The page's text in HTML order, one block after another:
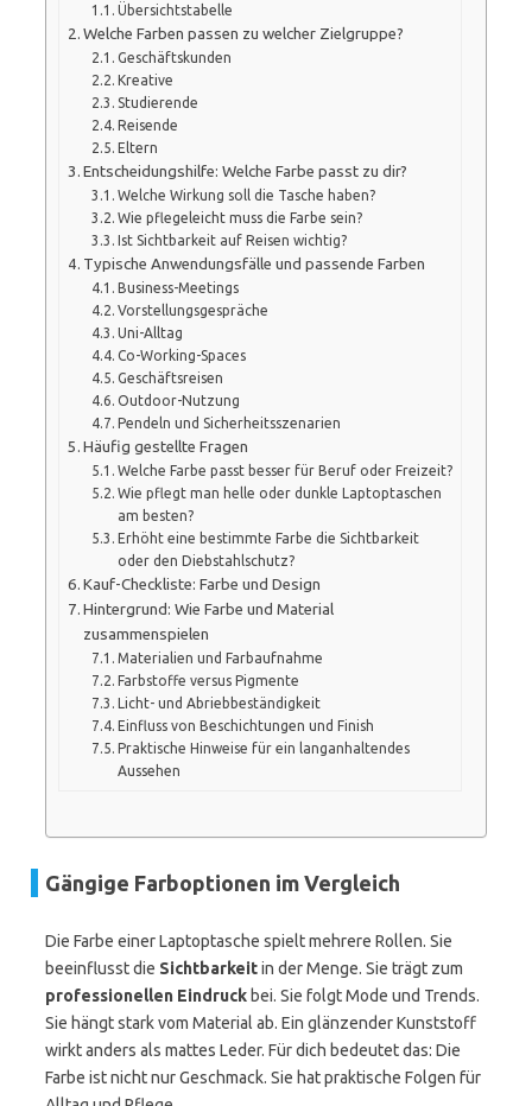
Übersichtstabelle
Welche Farben passen zu welcher Zielgruppe?
Geschäftskunden
Kreative
Studierende
Reisende
Eltern
Entscheidungshilfe: Welche Farbe passt zu dir?
Welche Wirkung soll die Tasche haben?
Wie pflegeleicht muss die Farbe sein?
Ist Sichtbarkeit auf Reisen wichtig?
Typische Anwendungsfälle und passende Farben
Business-Meetings
Vorstellungsgespräche
Uni-Alltag
Co-Working-Spaces
Geschäftsreisen
Outdoor-Nutzung
Pendeln und Sicherheitsszenarien
Häufig gestellte Fragen
Welche Farbe passt besser für Beruf oder Freizeit?
Wie pflegt man helle oder dunkle Laptoptaschen
am besten?
Erhöht eine bestimmte Farbe die Sichtbarkeit
oder den Diebstahlschutz?
Kauf-Checkliste: Farbe und Design
Hintergrund: Wie Farbe und Material
zusammenspielen
Materialien und Farbaufnahme
Farbstoffe versus Pigmente
Licht- und Abriebbeständigkeit
Einfluss von Beschichtungen und Finish
Praktische Hinweise für ein langanhaltendes
Aussehen
Gängige Farboptionen im Vergleich
Die Farbe einer Laptoptasche spielt mehrere Rollen. Sie
beeinflusst die Sichtbarkeitin der Menge. Sie trägt zum
professionellen Eindruck bei. Sie folgt Mode und Trends.
Sie hängt stark vom Material ab. Ein glänzender Kunststoff
wirkt anders als mattes Leder. Für dich bedeutet das: Die
Farbe ist nicht nur Geschmack. Sie hat praktische Folgen für